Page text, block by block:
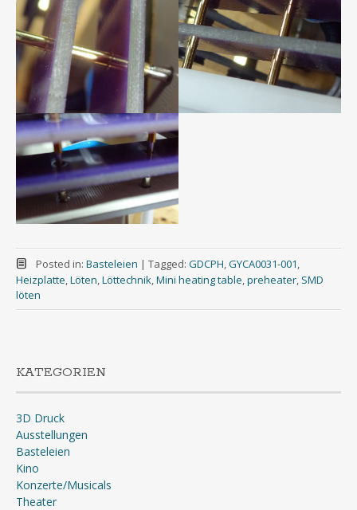
Posted in: Basteleien | Tagged: GDCPH,GYCA0031-001,
Heizplatte,Löten,Löttechnik,Mini heating table,preheater, SMD
löten
KATEGORIEN
3D Druck
Ausstellungen
Basteleien
Kino
Konzerte/Musicals
Theater